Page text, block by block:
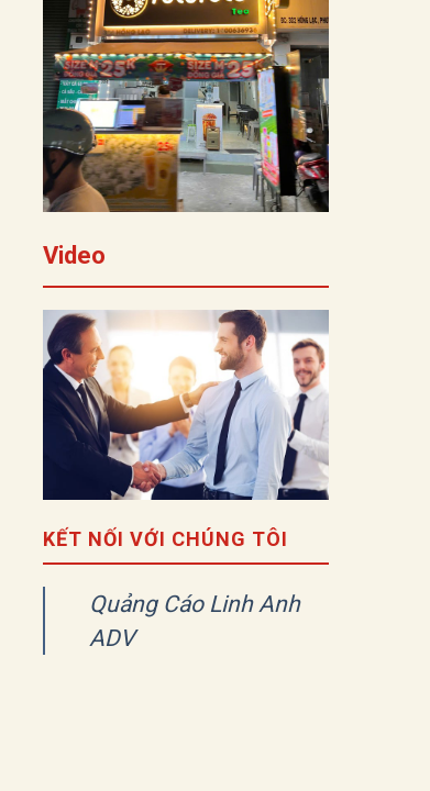
Video
KẾT NỐI VỚI CHÚNG TÔI
Quảng Cáo Linh Anh
ADV